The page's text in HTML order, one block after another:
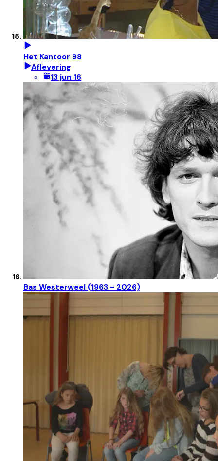
Het Kantoor 98
Aflevering
13 jun 16
Bas Westerweel (1963 - 2026)